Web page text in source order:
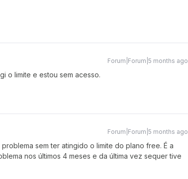
Forum|Forum|5 months ago
o limite e estou sem acesso.
Forum|Forum|5 months ago
sem ter atingido o limite do plano free. É a
nos últimos 4 meses e da última vez sequer tive